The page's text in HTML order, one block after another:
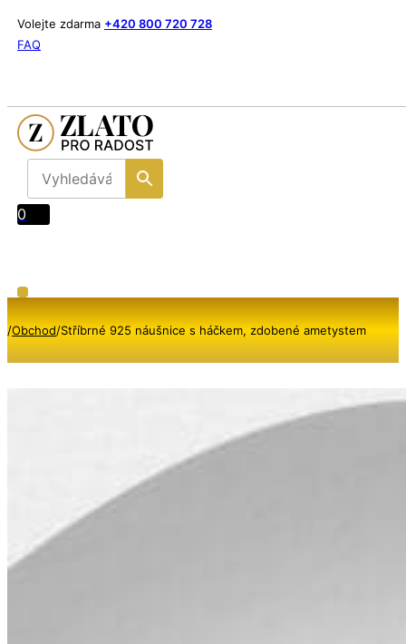
Volejte zdarma +420 800 720 728
FAQ
0
/Obchod/Stříbrné 925 náušnice s háčkem, zdobené ametystem